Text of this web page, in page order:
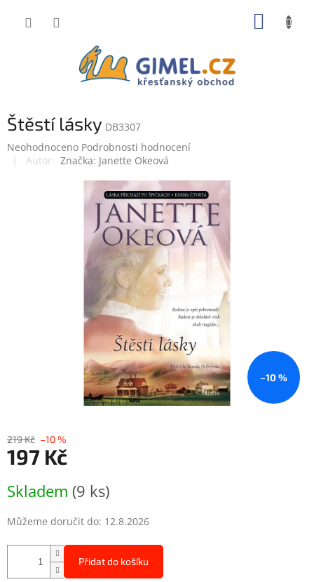
Štěstí lásky DB3307
Průměrné
hodnocení
Neohodnoceno Podrobnosti hodnocení
Značka: Janette Okeová
–10 %
219 Kč –10 %
197 Kč
cena:
Skladem (9 ks)
Můžeme doručit do: 12.8.2026
Přidat do košíku